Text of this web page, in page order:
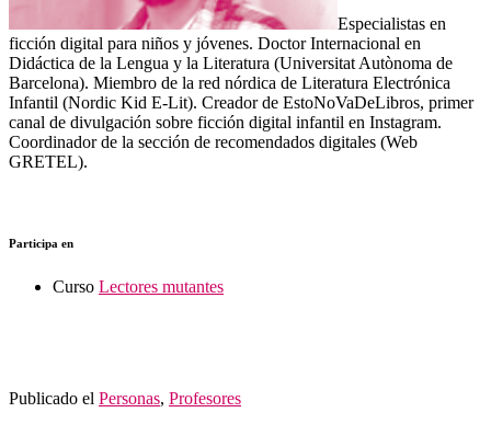
Especialistas en
ficción digital para niños y jóvenes. Doctor Internacional en
Didáctica de la Lengua y la Literatura (Universitat Autònoma de
Barcelona). Miembro de la red nórdica de Literatura Electrónica
Infantil (Nordic Kid E-Lit). Creador de EstoNoVaDeLibros, primer
canal de divulgación sobre ficción digital infantil en Instagram.
Coordinador de la sección de recomendados digitales (Web
GRETEL).
Participa en
Curso Lectores mutantes
Publicado el Personas, Profesores